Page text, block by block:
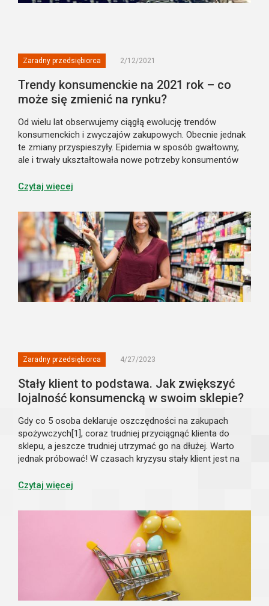
Zaradny przedsiębiorca 2/12/2021
Trendy konsumenckie na 2021 rok – co
może się zmienić na rynku?
Od wielu lat obserwujemy ciągłą ewolucję trendów
konsumenckich i zwyczajów zakupowych. Obecnie jednak
te zmiany przyspieszyły. Epidemia w sposób gwałtowny,
ale i trwały ukształtowała nowe potrzeby konsumentów
najważniejsze trendy widać na rynku s...
Czytaj więcej
Zaradny przedsiębiorca 4/27/2023
Stały klient to podstawa. Jak zwiększyć
lojalność konsumencką w swoim sklepie?
Gdy co 5 osoba deklaruje oszczędności na zakupach
spożywczych[1], coraz trudniej przyciągnąć klienta do
sklepu, a jeszcze trudniej utrzymać go na dłużej. Warto
jednak próbować! W czasach kryzysu stały klient jest na
znaczenia. Jak wł...
Czytaj więcej